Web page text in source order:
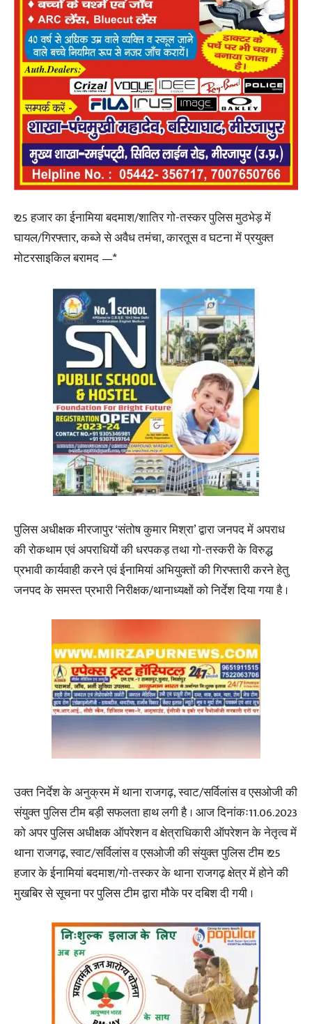
₹ 25 हजार का ईनामिया बदमाश/शातिर गो-तस्कर पुलिस मुठभेड़ में
घायल/गिरफ्तार, कब्जे से अवैध तमंचा, कारतूस व घटना में प्रयुक्त
मोटरसाइकिल बरामद —*
पुलिस अधीक्षक मीरजापुर ‘संतोष कुमार मिश्रा’ द्वारा जनपद में अपराध
की रोकथाम एवं अपराधियों की धरपकड़ तथा गो-तस्करी के विरुद्ध
प्रभावी कार्यवाही करने एवं ईनामियां अभियुक्तों की गिरफ्तारी करने हेतु
जनपद के समस्त प्रभारी निरीक्षक/थानाध्यक्षों को निर्देश दिया गया है ।
उक्त निर्देश के अनुक्रम में थाना राजगढ़, स्वाट/सर्विलांस व एसओजी की
संयुक्त पुलिस टीम बड़ी सफलता हाथ लगी है । आज दिनांकः11.06.2023
को अपर पुलिस अधीक्षक ऑपरेशन व क्षेत्राधिकारी ऑपरेशन के नेतृत्व में
थाना राजगढ़, स्वाट/सर्विलांस व एसओजी की संयुक्त पुलिस टीम ₹ 25
हजार के ईनामियां बदमाश/गो-तस्कर के थाना राजगढ़ क्षेत्र में होने की
मुखबिर से सूचना पर पुलिस टीम द्वारा मौके पर दबिश दी गयी ।